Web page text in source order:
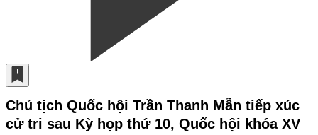
Chủ tịch Quốc hội Trần Thanh Mẫn tiếp xúc
cử tri sau Kỳ họp thứ 10, Quốc hội khóa XV